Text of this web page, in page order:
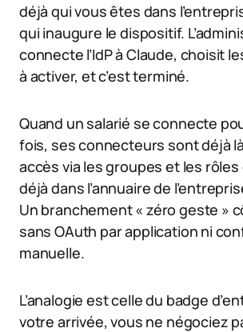
déjà qui vous êtes dans
qui inaugure le dispositif.
connecte l’IdP à Claude, choisit
à activer, et c’est terminé.
Quand un salarié se connecte
fois, ses connecteurs sont déjà
accès via les groupes et les rôles
déjà dans l’annuaire de
Un branchement « zéro geste »
sans OAuth par application ni
manuelle.
L’analogie est celle du badge
votre arrivée, vous ne négociez